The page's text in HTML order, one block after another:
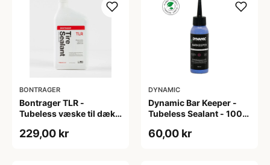
BONTRAGER
Bontrager TLR -
Tubeless væske til dæk -
229,00 kr
DYNAMIC
Dynamic Bar Keeper -
Tubeless Sealant - 100
60,00 kr